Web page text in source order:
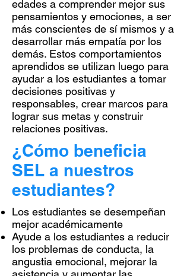
edades a comprender mejor sus
pensamientos y emociones, a ser
más conscientes de sí mismos y a
desarrollar más empatía por los
demás. Estos comportamientos
aprendidos se utilizan luego para
ayudar a los estudiantes a tomar
decisiones positivas y
responsables, crear marcos para
lograr sus metas y construir
relaciones positivas.
¿Cómo beneficia
SEL a nuestros
estudiantes?
Los estudiantes se desempeñan
mejor académicamente
Ayude a los estudiantes a reducir
los problemas de conducta, la
angustia emocional, mejorar la